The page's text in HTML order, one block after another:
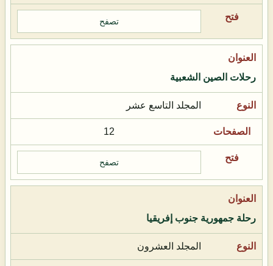
تصفح
رحلات الصين الشعبية
المجلد التاسع عشر
12
تصفح
رحلة جمهورية جنوب إفريقيا
المجلد العشرون